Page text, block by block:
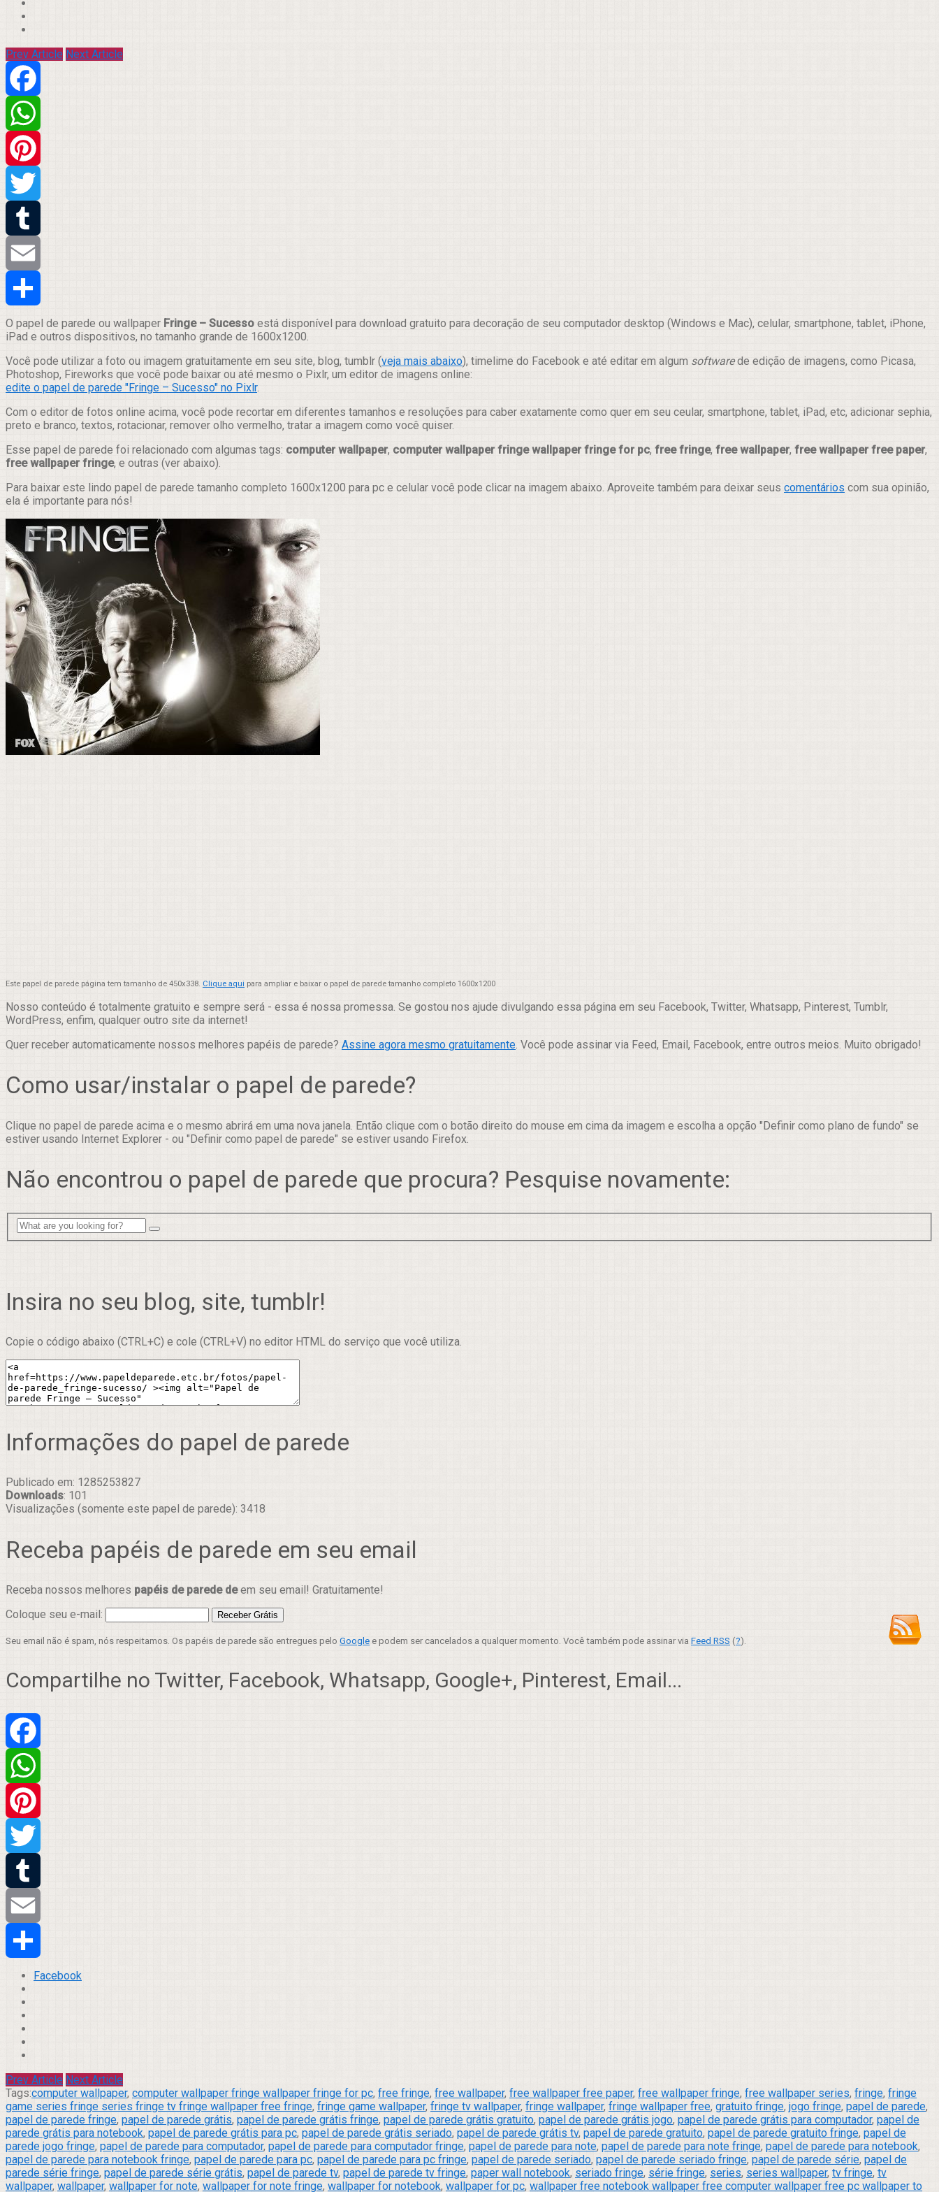
Prev Article Next Article
Facebook
WhatsApp
Pinterest
Twitter
Tumblr
Email
Compartilhar
O papel de parede ou wallpaper Fringe – Sucesso está disponível para download gratuito para decoração de seu computador desktop (Windows e Mac), celular, smartphone, tablet, iPhone,
iPad e outros dispositivos, no tamanho grande de 1600x1200.
Você pode utilizar a foto ou imagem gratuitamente em seu site, blog, tumblr (veja mais abaixo), timelime do Facebook e até editar em algum softwarede edição de imagens, como Picasa,
Photoshop, Fireworks que você pode baixar ou até mesmo o Pixlr, um editor de imagens online:
edite o papel de parede "Fringe – Sucesso" no Pixlr.
Com o editor de fotos online acima, você pode recortar em diferentes tamanhos e resoluções para caber exatamente como quer em seu ceular, smartphone, tablet, iPad, etc, adicionar sephia,
preto e branco, textos, rotacionar, remover olho vermelho, tratar a imagem como você quiser.
Esse papel de parede foi relacionado com algumas tags: computer wallpaper, computer wallpaper fringe wallpaper fringe for pc, free fringe, free wallpaper, free wallpaper free paper,
free wallpaper fringe, e outras (ver abaixo).
Para baixar este lindo papel de parede tamanho completo 1600x1200 para pc e celular você pode clicar na imagem abaixo. Aproveite também para deixar seus comentários com sua opinião,
ela é importante para nós!
Este papel de parede página tem tamanho de 450x338. Clique aqui para ampliar e baixar o papel de parede tamanho completo 1600x1200
Nosso conteúdo é totalmente gratuito e sempre será - essa é nossa promessa. Se gostou nos ajude divulgando essa página em seu Facebook, Twitter, Whatsapp, Pinterest, Tumblr,
WordPress, enfim, qualquer outro site da internet!
Quer receber automaticamente nossos melhores papéis de parede? Assine agora mesmo gratuitamente. Você pode assinar via Feed, Email, Facebook, entre outros meios. Muito obrigado!
Como usar/instalar o papel de parede?
Clique no papel de parede acima e o mesmo abrirá em uma nova janela. Então clique com o botão direito do mouse em cima da imagem e escolha a opção "Definir como plano de fundo" se
estiver usando Internet Explorer - ou "Definir como papel de parede" se estiver usando Firefox.
Não encontrou o papel de parede que procura? Pesquise novamente:
Insira no seu blog, site, tumblr!
Copie o código abaixo (CTRL+C) e cole (CTRL+V) no editor HTML do serviço que você utiliza.
Informações do papel de parede
Publicado em: 1285253827
Downloads: 101
Visualizações (somente este papel de parede): 3418
Receba papéis de parede em seu email
Receba nossos melhores papéis de parede deem seu email! Gratuitamente!
Coloque seu e-mail:
Seu email não é spam, nós respeitamos. Os papéis de parede são entregues pelo Google e podem ser cancelados a qualquer momento. Você também pode assinar via Feed RSS (?).
Compartilhe no Twitter, Facebook, Whatsapp, Google+, Pinterest, Email...
Facebook
WhatsApp
Pinterest
Twitter
Tumblr
Email
Compartilhar
Facebook
Prev Article Next Article
Tags:computer wallpaper, computer wallpaper fringe wallpaper fringe for pc, free fringe, free wallpaper, free wallpaper free paper, free wallpaper fringe, free wallpaper series, fringe, fringe
game series fringe series fringe tv fringe wallpaper free fringe, fringe game wallpaper, fringe tv wallpaper, fringe wallpaper, fringe wallpaper free, gratuito fringe, jogo fringe, papel de parede,
papel de parede fringe, papel de parede grátis, papel de parede grátis fringe, papel de parede grátis gratuito, papel de parede grátis jogo, papel de parede grátis para computador, papel de
parede grátis para notebook, papel de parede grátis para pc, papel de parede grátis seriado, papel de parede grátis tv, papel de parede gratuito, papel de parede gratuito fringe, papel de
parede jogo fringe, papel de parede para computador, papel de parede para computador fringe, papel de parede para note, papel de parede para note fringe, papel de parede para notebook,
papel de parede para notebook fringe, papel de parede para pc, papel de parede para pc fringe, papel de parede seriado, papel de parede seriado fringe, papel de parede série, papel de
parede série fringe, papel de parede série grátis, papel de parede tv, papel de parede tv fringe, paper wall notebook, seriado fringe, série fringe, series, series wallpaper, tv fringe, tv
wallpaper, wallpaper, wallpaper for note, wallpaper for note fringe, wallpaper for notebook, wallpaper for pc, wallpaper free notebook wallpaper free computer wallpaper free pc wallpaper to